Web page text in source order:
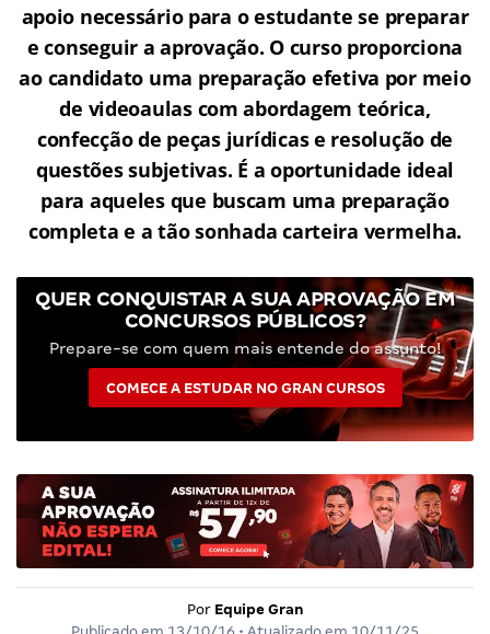
apoio necessário para o estudante se preparar
e conseguir a aprovação. O curso proporciona
ao candidato uma preparação efetiva por meio
de videoaulas com abordagem teórica,
confecção de peças jurídicas e resolução de
questões subjetivas. É a oportunidade ideal
para aqueles que buscam uma preparação
completa e a tão sonhada carteira vermelha.
QUER CONQUISTAR A SUA APROVAÇÃO EM
CONCURSOS PÚBLICOS?
Prepare-se com quem mais entende do assunto!
COMECE A ESTUDAR NO GRAN CURSOS
Por Equipe Gran